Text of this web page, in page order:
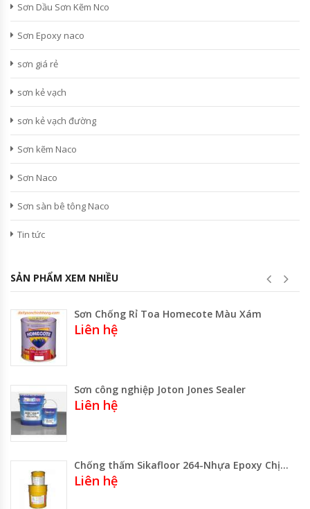
Sơn Dầu Sơn Kẽm Nco
Sơn Epoxy naco
sơn giá rẻ
sơn kẻ vạch
sơn kẻ vạch đường
Sơn kẽm Naco
Sơn Naco
Sơn sàn bê tông Naco
Tin tức
SẢN PHẨM XEM NHIỀU
Sơn Chống Rỉ Toa Homecote Màu Xám
Liên hệ
Sơn công nghiệp Joton Jones Sealer
Liên hệ
Chống thấm Sikafloor 264-Nhựa Epoxy Chịu Tải Trọng Tự San Phẳng
Liên hệ